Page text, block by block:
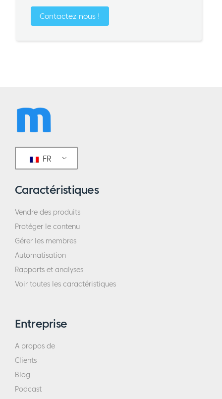
Contactez nous !
FR
Caractéristiques
Vendre des produits
Protéger le contenu
Gérer les membres
Automatisation
Rapports et analyses
Voir toutes les caractéristiques
Entreprise
A propos de
Clients
Blog
Podcast